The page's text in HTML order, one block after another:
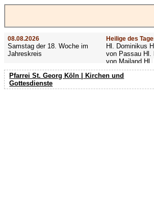
08.08.2026
Samstag der 18. Woche im
Jahreskreis
Heilige des
Hl. Dominikus
von Passau Hl.
von Mailand Hl.
MacKillop Hl.
Hildiger
Nothelfer Hl.
Pfarrei St. Georg Köln | Kirchen und
Gottesdienste